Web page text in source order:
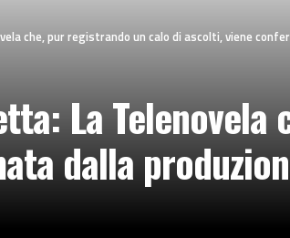
che, pur registrando un calo di ascolti, viene
La
dalla